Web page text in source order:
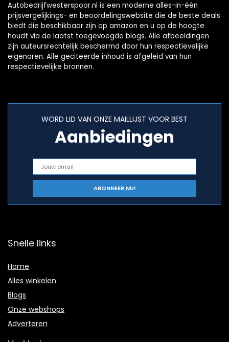
Autobedrijfwesterspoor.nl is een moderne alles-in-één
prijsvergelijkings- en beoordelingswebsite die de beste deals
biedt die beschikbaar zijn op amazon en u op de hoogte
houdt via de laatst toegevoegde blogs. Alle afbeeldingen
zijn auteursrechtelijk beschermd door hun respectievelijke
eigenaren. Alle geciteerde inhoud is afgeleid van hun
respectievelijke bronnen.
WORD LID VAN ONZE MAILLIJST VOOR BEST
Aanbiedingen
Snelle links
Home
Alles winkelen
Blogs
Onze webshops
Adverteren